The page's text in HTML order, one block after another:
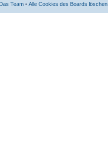
Das Team • Alle Cookies des Boards löschen